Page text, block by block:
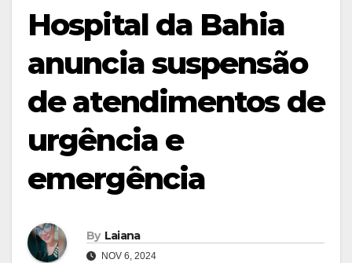
Hospital da Bahia
anuncia suspensão
de atendimentos de
urgência e
emergência
By Laiana
NOV 6, 2024